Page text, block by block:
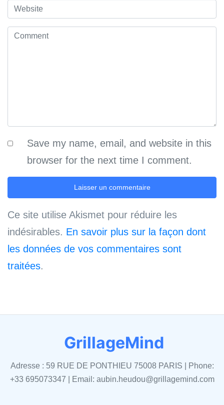
Save my name, email, and website in this
browser for the next time I comment.
Ce site utilise Akismet pour réduire les
indésirables. En savoir plus sur la façon dont
les données de vos commentaires sont
traitées.
GrillageMind
Adresse : 59 RUE DE PONTHIEU 75008 PARIS | Phone:
+33 695073347 | Email: aubin.heudou@grillagemind.com